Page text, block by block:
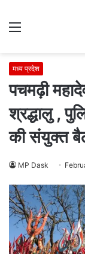
Menu
मध्य प्रदेश
पचमढ़ी
श्रद्धालु ,
की संयुक्त
MP Dask